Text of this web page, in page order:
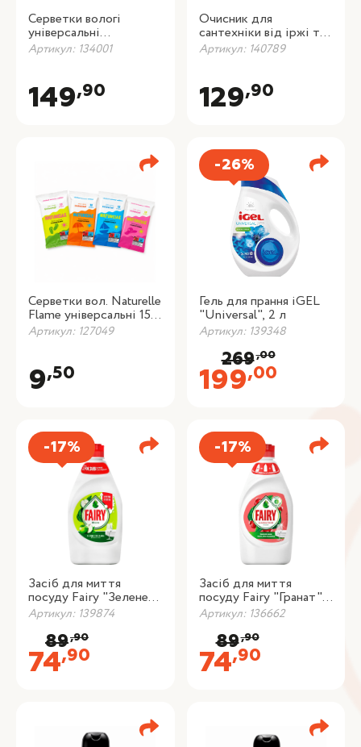
Серветки вологі
універсальні
господарські для
прибирання Purfix, 100
Артикул: 134001
149,90
Очисник для
сантехніки від іржі та
нальоту Lavandera
Salfuman, 1 л
Артикул: 140789
129,90
Серветки вол. Naturelle
Flame універсальні 15
шт
Артикул: 127049
9,50
-26%
Гель для прання iGEL
"Universal", 2 л
Артикул: 139348
199,00
269,00
-17%
Засіб для миття
посуду Fairy "Зелене
Яблуко", 450 мл
Артикул: 139874
74,90
89,90
-17%
Засіб для миття
посуду Fairy "Гранат",
450 мл
Артикул: 136662
74,90
89,90